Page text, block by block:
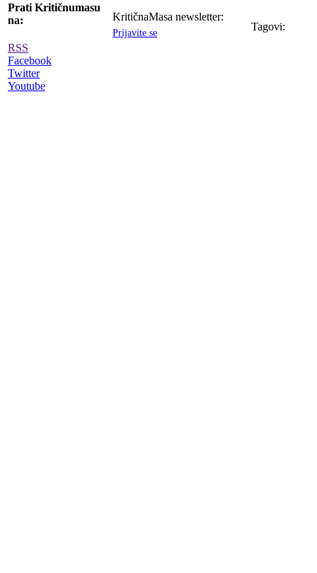
Prati Kritičnumasu
na:
RSS
Facebook
Twitter
Youtube
KritičnaMasa newsletter:
Prijavite se
Tagovi: